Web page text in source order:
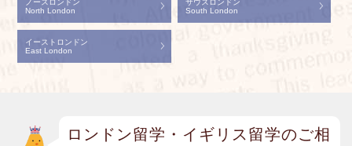
ノースロンドン
North London
サウスロンドン
South London
イーストロンドン
East London
ロンドン留学・イギリス留学のご相